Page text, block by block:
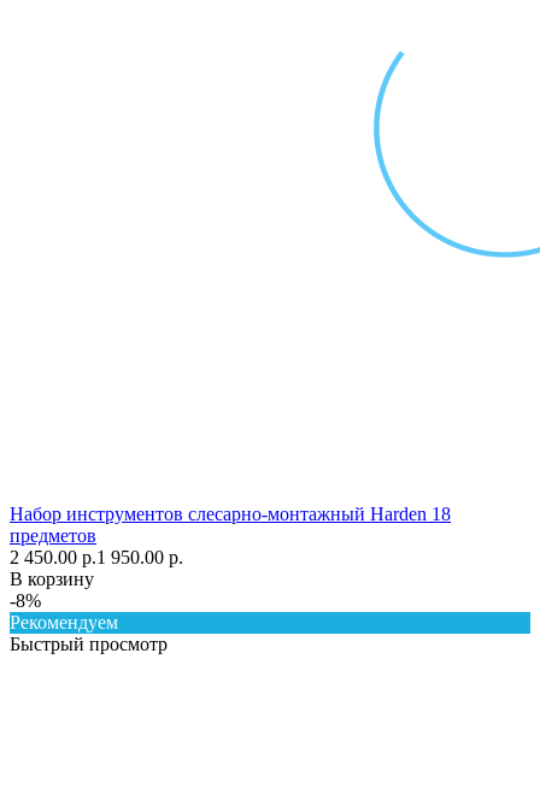
Набор инструментов слесарно-монтажный Harden 18
предметов
2 450.00 р.1 950.00 р.
В корзину
-8%
Рекомендуем
Быстрый просмотр